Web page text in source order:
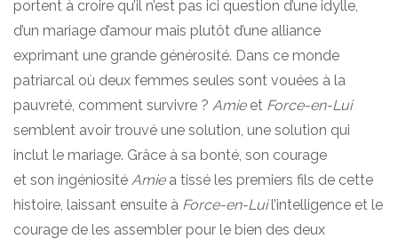
portent à croire qu’il n’est pas ici question d’une idylle,
d’un mariage d’amour mais plutôt d’une alliance
exprimant une grande générosité. Dans ce monde
patriarcal où deux femmes seules sont vouées à la
pauvreté, comment survivre ? Amieet Force-en-Lui
semblent avoir trouvé une solution, une solution qui
inclut le mariage. Grâce à sa bonté, son courage
et son ingéniosité Amiea tissé les premiers fils de cette
histoire, laissant ensuite à Force-en-Luil’intelligence et le
courage de les assembler pour le bien des deux